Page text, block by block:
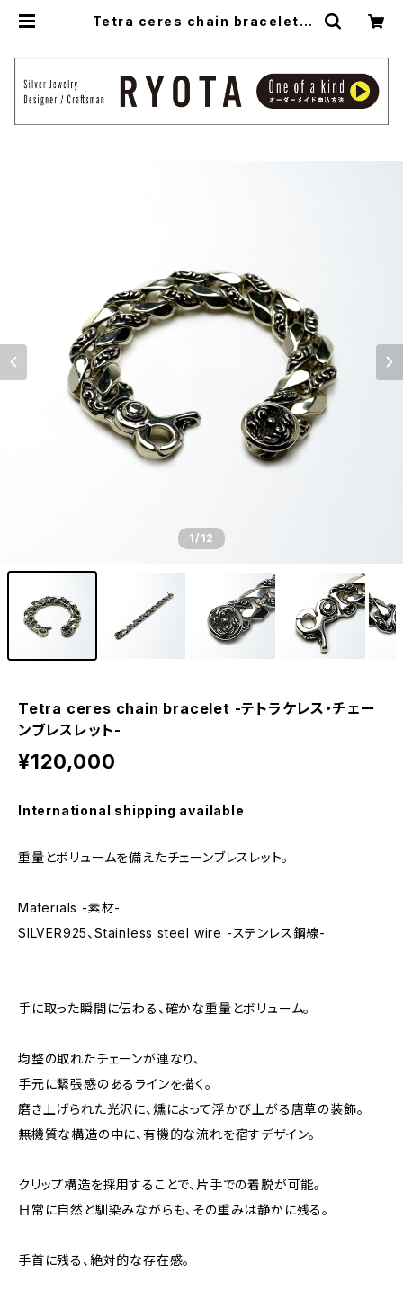
Tetra ceres chain bracelet -
1 /12
Tetra ceres chain bracelet -テトラケレス・チェー
ンブレスレット-
¥120,000
International shipping available
重量とボリュームを備えたチェーンブレスレット。
Materials -素材-
SILVER925、Stainless steel wire -ステンレス鋼線-
手に取った瞬間に伝わる、確かな重量とボリューム。
均整の取れたチェーンが連なり、
手元に緊張感のあるラインを描く。
磨き上げられた光沢に、燻によって浮かび上がる唐草の装飾。
無機質な構造の中に、有機的な流れを宿すデザイン。
クリップ構造を採用することで、片手での着脱が可能。
日常に自然と馴染みながらも、その重みは静かに残る。
手首に残る、絶対的な存在感。